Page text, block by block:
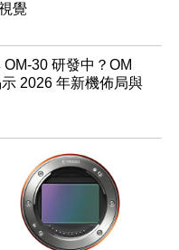
覺
30 研發中？OM
2026 年新機佈局與